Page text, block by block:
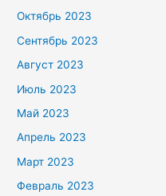
Октябрь 2023
Сентябрь 2023
Август 2023
Июль 2023
Май 2023
Апрель 2023
Март 2023
Февраль 2023